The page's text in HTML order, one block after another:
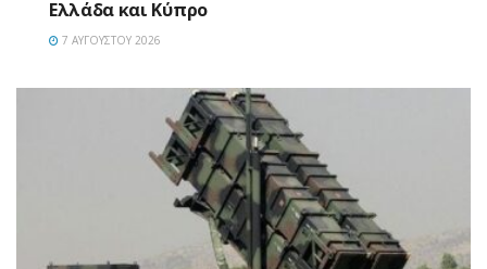
Ελλάδα και Κύπρο
7 ΑΥΓΟΎΣΤΟΥ 2026